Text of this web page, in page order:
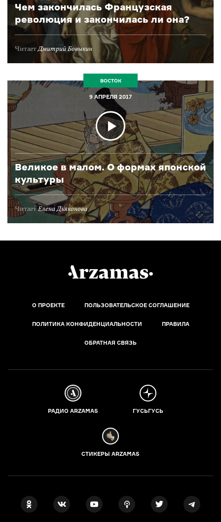
Чем закончилась Французская
революция и закончилась ли она?
ЧитаетДмитрий Бовыкин
ВОСТОК
9 АПРЕЛЯ 2017
Великое в малом. О формах японской
культуры
ЧитаетЕлена Дьяконова
О ПРОЕКТЕ ПОЛЬЗОВАТЕЛЬСКОЕ СОГЛАШЕНИЕ
ПОЛИТИКА КОНФИДЕНЦИАЛЬНОСТИ ПРАВИЛА
ОБРАТНАЯ СВЯЗЬ
РАДИО ARZAMAS ГУСЬГУСЬ
СТИКЕРЫ ARZAMAS